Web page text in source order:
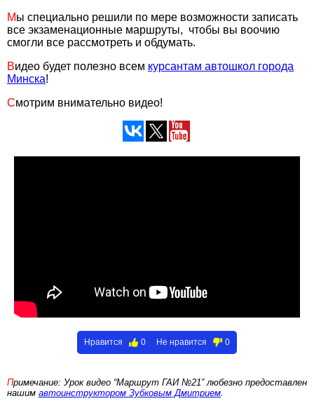
Мы специально решили по мере возможности записать
все экзаменационные маршруты, чтобы вы воочию
смогли все рассмотреть и обдумать.
Видео будет полезно всем курсантам автошкол города
Минска!
Смотрим внимательно видео!
Нравится 0 Не нравится 0
Примечание: Урок видео “Маршрут ГАИ №21” любезно предоставлен
нашим автоинструктором Зубковым Дмитрием.